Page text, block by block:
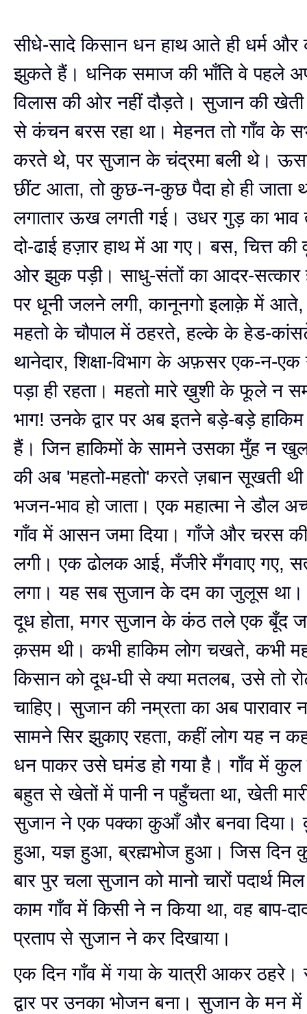
सीधे-सादे किसान धन हाथ आते ही धर्म और
झुकते हैं। धनिक समाज की भाँति वे पहले
विलास की ओर नहीं दौड़ते। सुजान की
से कंचन बरस रहा था। मेहनत तो गाँव के
करते थे, पर सुजान के चंद्रमा बली थे। ऊसर
छींट आता, तो कुछ-न-कुछ पैदा हो ही जाता
लगातार ऊख लगती गई। उधर गुड़ का भाव
दो-ढाई हज़ार हाथ में आ गए। बस, चित्त की
ओर झुक पड़ी। साधु-संतों का आदर-सत्कार
पर धूनी जलने लगी, कानूनगो इलाक़े में आते,
महतो के चौपाल में ठहरते, हल्के के हेड-
थानेदार, शिक्षा-विभाग के अफ़सर एक-न-
पड़ा ही रहता। महतो मारे ख़ुशी के फूले न
भाग! उनके द्वार पर अब इतने बड़े-बड़े
हैं। जिन हाकिमों के सामने उसका मुँह न
की अब 'महतो-महतो' करते ज़बान सूखती
भजन-भाव हो जाता। एक महात्मा ने डौल
गाँव में आसन जमा दिया। गाँजे और चरस
लगी। एक ढोलक आई, मँजीरे मँगवाए गए,
लगा। यह सब सुजान के दम का जुलूस था।
दूध होता, मगर सुजान के कंठ तले एक बूँद
क़सम थी। कभी हाकिम लोग चखते, कभी
किसान को दूध-घी से क्या मतलब, उसे तो
चाहिए। सुजान की नम्रता का अब
सामने सिर झुकाए रहता, कहीं लोग यह न
धन पाकर उसे घमंड हो गया है। गाँव में
बहुत से खेतों में पानी न पहुँचता था, खेती
सुजान ने एक पक्का कुआँ और बनवा दिया।
हुआ, यज्ञ हुआ, ब्रह्मभोज हुआ। जिस दिन
बार पुर चला सुजान को मानो चारों पदार्थ
काम गाँव में किसी ने न किया था, वह बाप-
प्रताप से सुजान ने कर दिखाया।
एक दिन गाँव में गया के यात्री आकर ठहरे।
द्वार पर उनका भोजन बना। सुजान के मन में